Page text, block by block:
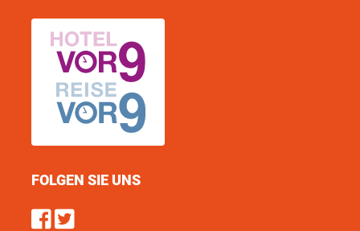
FOLGEN SIE UNS
Find us on Facebook
Follow us on Twitter